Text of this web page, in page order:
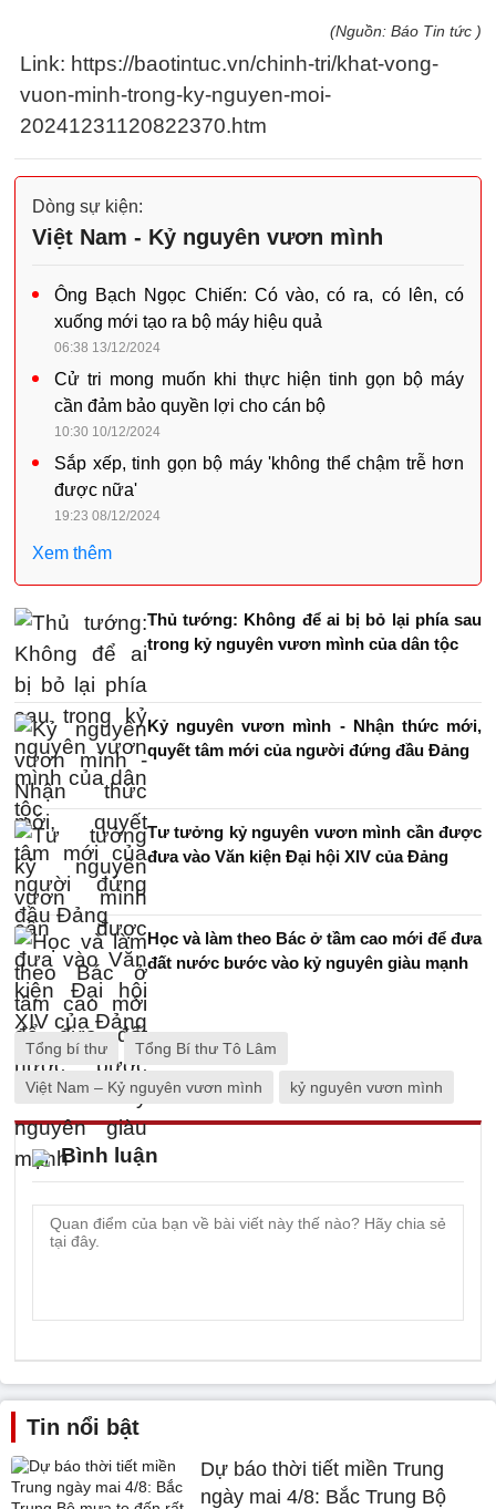
(Nguồn: Báo Tin tức )
Link: https://baotintuc.vn/chinh-tri/khat-vong-
vuon-minh-trong-ky-nguyen-moi-
20241231120822370.htm
Dòng sự kiện:
Việt Nam - Kỷ nguyên vươn mình
Ông Bạch Ngọc Chiến: Có vào, có ra, có lên, có
xuống mới tạo ra bộ máy hiệu quả
06:38 13/12/2024
Cử tri mong muốn khi thực hiện tinh gọn bộ máy
cần đảm bảo quyền lợi cho cán bộ
10:30 10/12/2024
Sắp xếp, tinh gọn bộ máy 'không thể chậm trễ hơn
được nữa'
19:23 08/12/2024
Xem thêm
Thủ tướng: Không để ai bị bỏ lại phía sau
trong kỷ nguyên vươn mình của dân tộc
Kỷ nguyên vươn mình - Nhận thức mới,
quyết tâm mới của người đứng đầu Đảng
Tư tưởng kỷ nguyên vươn mình cần được
đưa vào Văn kiện Đại hội XIV của Đảng
Học và làm theo Bác ở tầm cao mới để đưa
đất nước bước vào kỷ nguyên giàu mạnh
Tổng bí thư Tổng Bí thư Tô Lâm
Việt Nam – Kỷ nguyên vươn mình kỷ nguyên vươn mình
Bình luận
Tin nổi bật
Dự báo thời tiết miền Trung
ngày mai 4/8: Bắc Trung Bộ